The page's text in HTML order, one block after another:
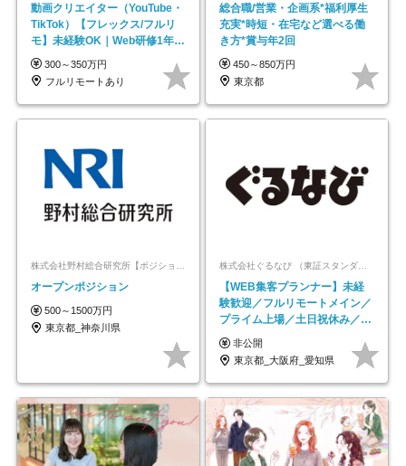
動画クリエイター（YouTube・
TikTok）【フレックス/フルリ
モ】未経験OK｜Web研修1年間
｜副業OK
300～350万円
フルリモートあり
総合職/営業・企画系*福利厚生
充実*時短・在宅など選べる働
き方*賞与年2回
450～850万円
東京都
オープンポジション
500～1500万円
東京都_神奈川県
株式会社ぐるなび （東証スタンダード上場）
【WEB集客プランナー】未経
験歓迎／フルリモートメイン／
プライム上場／土日祝休み／東
京・大阪・名古屋
非公開
東京都_大阪府_愛知県